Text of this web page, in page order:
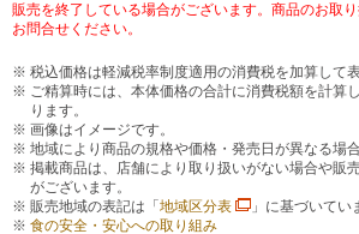
ニンテンドー・ダウンロードカード
スキャン
ファクス
チケット
プリペイドサービス
セブン銀行ATM
ご利用可能なお支払い方法
各種料金のお支払い
スマホプリペイド
チケットぴあ
イープラス
CNプレイガイド
JTB
タワーレコード
セブンネットショッピング
停電時のサービス停止のお知らせ
貸借対照表・損益計算書
沿革
国内店舗数
売上高、店舗数推移
サステナビリティ推進体制
GREEN CHALLENGE 2050
4VISIONS
お問い合わせ
Language
English (Corporate)
English (Services)
販売を終了している場合がございます。商品のお取
お問合せください。
税込価格は軽減税率制度適用の消費税を加算して
ご精算時には、本体価格の合計に消費税額を計算
ります。
画像はイメージです。
地域により商品の規格や価格・発売日が異なる場
掲載商品は、店舗により取り扱いがない場合や販
がございます。
販売地域の表記は「 地域区分表
」に基づいてい
食の安全・安心への取り組み